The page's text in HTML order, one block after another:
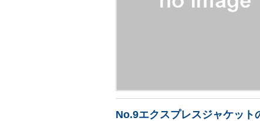
No.9エクスプレスジャケット